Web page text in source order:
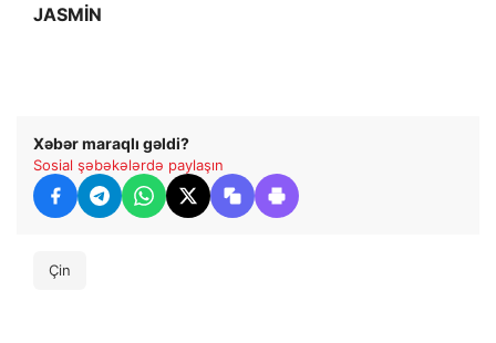
JASMİN
Xəbər maraqlı gəldi?
Sosial şəbəkələrdə paylaşın
Çin